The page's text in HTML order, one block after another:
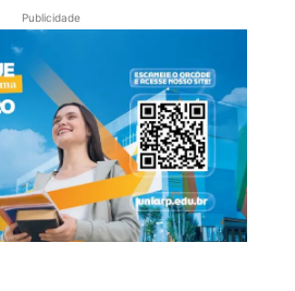
Publicidade